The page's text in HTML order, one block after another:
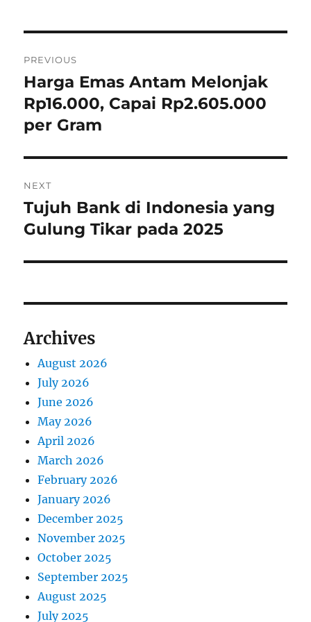
o
s
t
n
a
v
a
t
i
o
n
PREVIOUS
P
r
e
i
s
p
Harga Emas Antam Melonjak
Rp16.000, Capai Rp2.605.000
per Gram
NEXT
N
e
t
o
t
Tujuh Bank di Indonesia yang
Gulung Tikar pada 2025
Archives
August 2026
July 2026
June 2026
May 2026
April 2026
March 2026
February 2026
January 2026
December 2025
November 2025
October 2025
September 2025
August 2025
July 2025